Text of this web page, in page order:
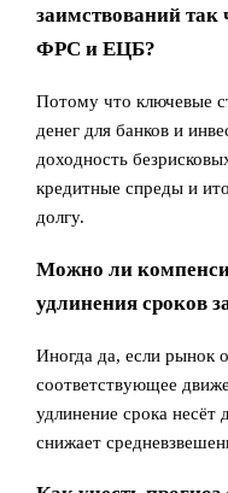
заимствований
ФРС и ЕЦБ?
Потому что ключевые
денег для банков и
доходность
кредитные спреды и
долгу.
Можно ли
удлинения сроков
Иногда да, если рынок
соответствующее
удлинение срока несёт
снижает